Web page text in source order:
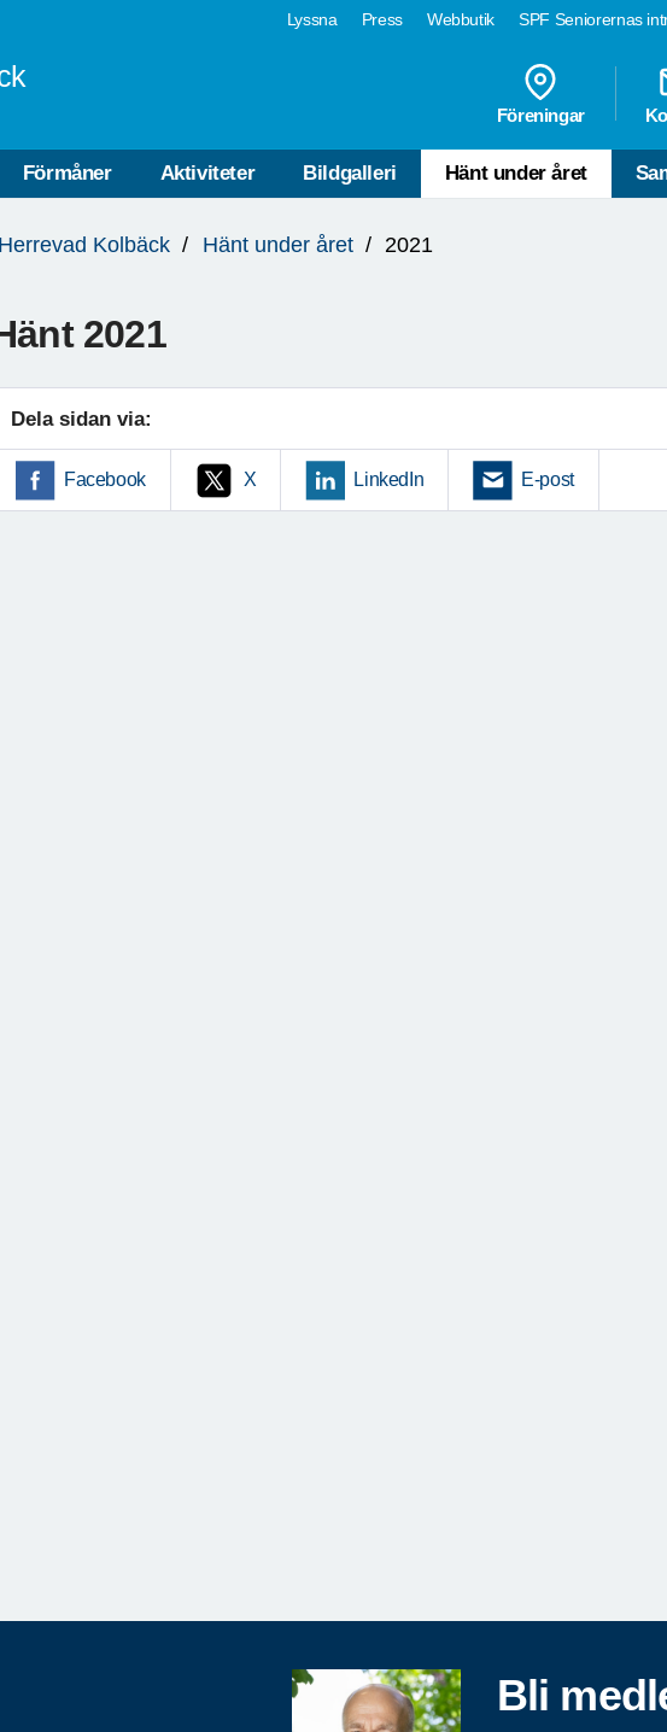
Lyssna Press Webbutik SPF Seniorernas
Föreningar
Förmåner Aktiviteter Bildgalleri Hänt under året
Herrevad Kolbäck Hänt under året 2021
2021
Dela sidan via:
Facebook X LinkedIn E-post
Bli